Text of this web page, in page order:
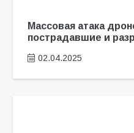
Массовая атака
пострадавшие и
02.04.2025